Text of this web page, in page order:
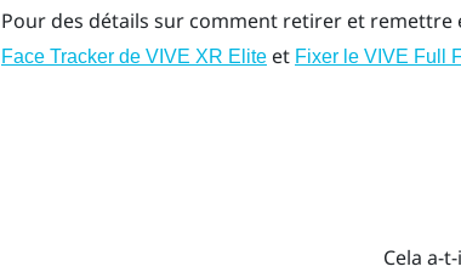
Pour des détails sur comment retirer et remettre
Face Tracker de VIVE XR Eliteet Fixer le VIVE Full
Cela a-